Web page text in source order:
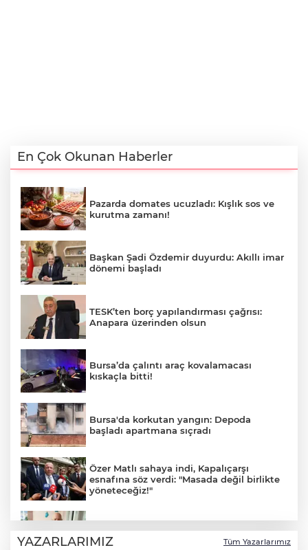
En Çok Okunan Haberler
Pazarda domates ucuzladı: Kışlık sos ve
kurutma zamanı!
Başkan Şadi Özdemir duyurdu: Akıllı imar
dönemi başladı
TESK’ten borç yapılandırması çağrısı:
Anapara üzerinden olsun
Bursa’da çalıntı araç kovalamacası
kıskaçla bitti!
Bursa'da korkutan yangın: Depoda
başladı apartmana sıçradı
Özer Matlı sahaya indi, Kapalıçarşı
esnafına söz verdi: "Masada değil birlikte
yöneteceğiz!"
cenaze programı netleşti
YAZARLARIMIZ Tüm Yazarlarımız